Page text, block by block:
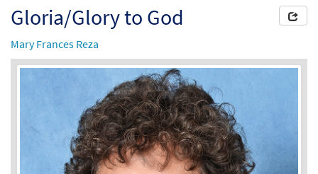
Gloria/Glory to God
Mary Frances Reza